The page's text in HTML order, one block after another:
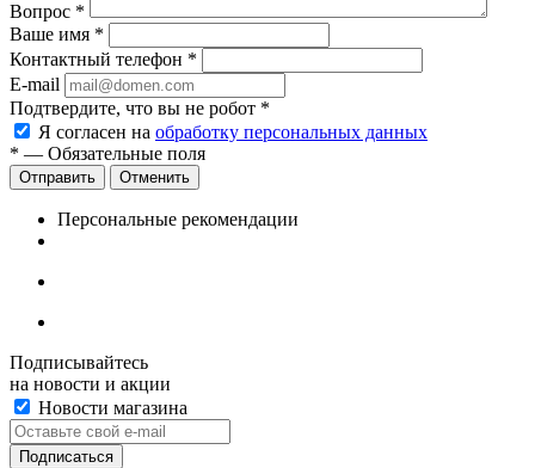
Вопрос *
Ваше имя *
Контактный телефон *
E-mail
Подтвердите, что вы не робот *
Я согласен на обработку персональных данных
* — Обязательные поля
Отменить
Персональные рекомендации
Подписывайтесь
на новости и акции
Новости магазина